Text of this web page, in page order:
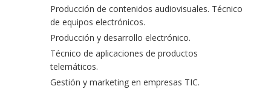
Producción de contenidos audiovisuales. Técnico
de equipos electrónicos.
Producción y desarrollo electrónico.
Técnico de aplicaciones de productos
telemáticos.
Gestión y marketing en empresas TIC.